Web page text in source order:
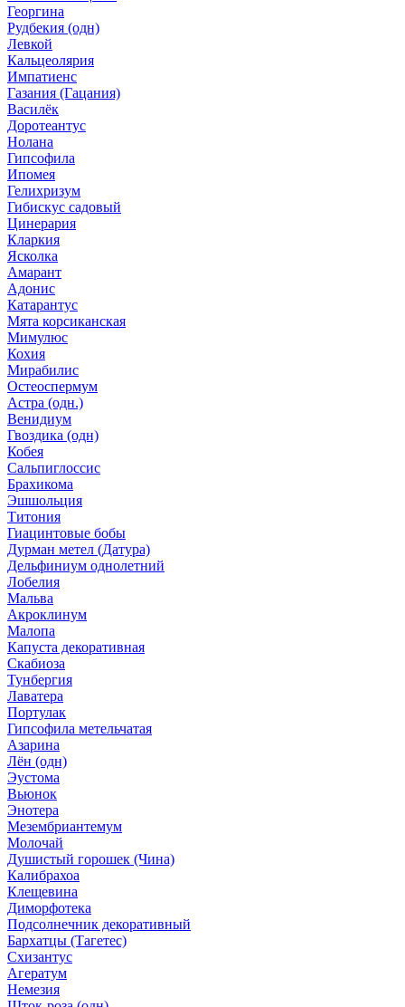
Георгина
Рудбекия (одн)
Левкой
Кальцеолярия
Импатиенс
Газания (Гацания)
Василёк
Доротеантус
Нолана
Гипсофила
Ипомея
Гелихризум
Гибискус садовый
Цинерария
Кларкия
Ясколка
Амарант
Адонис
Катарантус
Мята корсиканская
Мимулюс
Кохия
Мирабилис
Остеоспермум
Астра (одн.)
Венидиум
Гвоздика (одн)
Кобея
Сальпиглоссис
Брахикома
Эшшольция
Титония
Гиацинтовые бобы
Дурман метел (Датура)
Дельфиниум однолетний
Лобелия
Мальва
Акроклинум
Малопа
Капуста декоративная
Скабиоза
Тунбергия
Лаватера
Портулак
Гипсофила метельчатая
Азарина
Лён (одн)
Эустома
Вьюнок
Энотера
Мезембриантемум
Молочай
Душистый горошек (Чина)
Калибрахоа
Клещевина
Диморфотека
Подсолнечник декоративный
Бархатцы (Тагетес)
Схизантус
Агератум
Немезия